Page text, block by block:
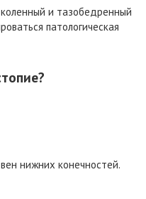
и тазобедренный
патологическая
нижних конечностей.